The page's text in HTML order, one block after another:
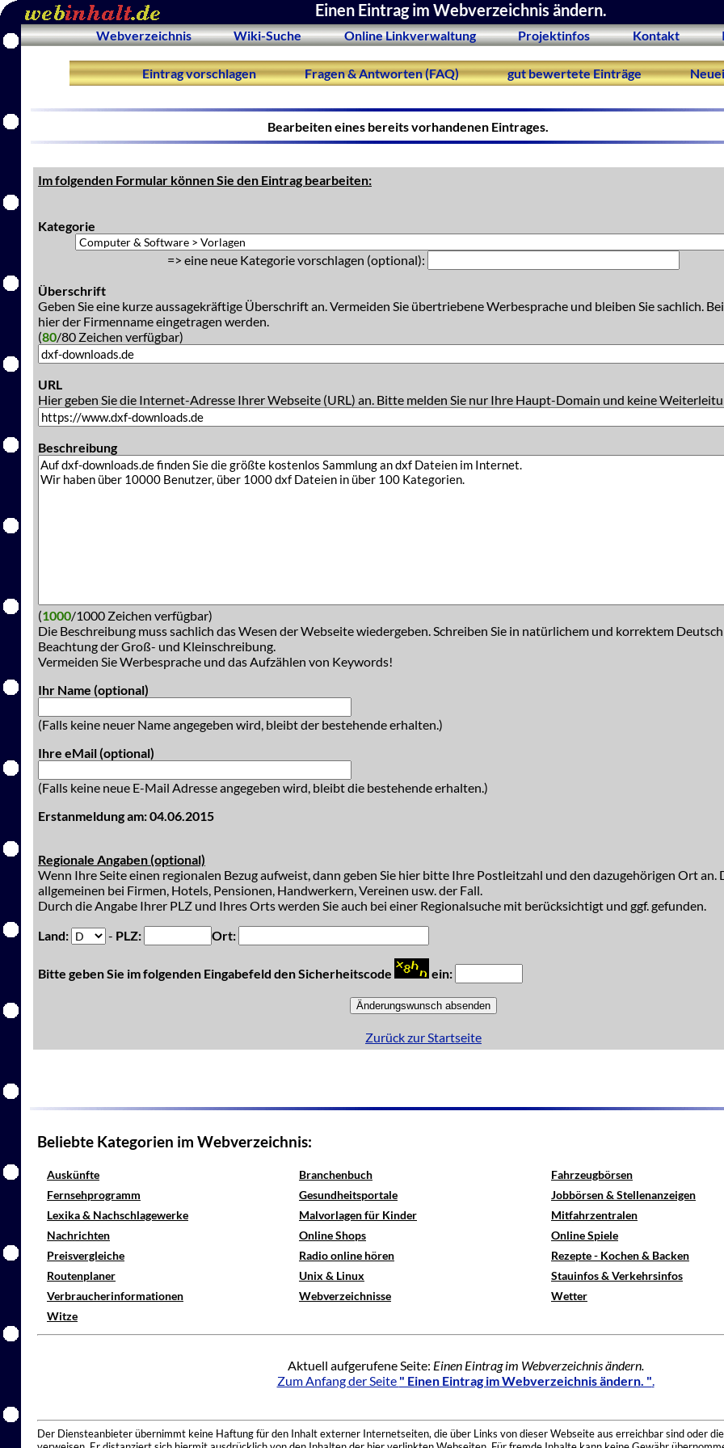
Einen Eintrag im Webverzeichnis ändern.
Webverzeichnis Wiki-Suche Online Linkverwaltung Projektinfos Kontakt
Eintrag vorschlagen Fragen & Antworten (FAQ) gut bewertete Einträge
Bearbeiten eines bereits vorhandenen Eintrages.
Im folgenden Formular können Sie den Eintrag bearbeiten:
Kategorie
=> eine neue Kategorie vorschlagen (optional):
Überschrift
Geben Sie eine kurze aussagekräftige Überschrift an. Vermeiden Sie übertriebene Werbesprache und bleiben Sie sachlich.
hier der Firmenname eingetragen werden.
(80/80 Zeichen verfügbar)
URL
Hier geben Sie die Internet-Adresse Ihrer Webseite (URL) an. Bitte melden Sie nur Ihre Haupt-Domain und keine
Beschreibung
(1000/1000 Zeichen verfügbar)
Die Beschreibung muss sachlich das Wesen der Webseite wiedergeben. Schreiben Sie in natürlichem und korrektem
Beachtung der Groß- und Kleinschreibung.
Vermeiden Sie Werbesprache und das Aufzählen von Keywords!
Ihr Name (optional)
(Falls keine neuer Name angegeben wird, bleibt der bestehende erhalten.)
Ihre eMail (optional)
(Falls keine neue E-Mail Adresse angegeben wird, bleibt die bestehende erhalten.)
Erstanmeldung am: 04.06.2015
Regionale Angaben (optional)
Wenn Ihre Seite einen regionalen Bezug aufweist, dann geben Sie hier bitte Ihre Postleitzahl und den dazugehörigen Ort an.
allgemeinen bei Firmen, Hotels, Pensionen, Handwerkern, Vereinen usw. der Fall.
Durch die Angabe Ihrer PLZ und Ihres Orts werden Sie auch bei einer Regionalsuche mit berücksichtigt und ggf. gefunden.
Land:
- PLZ: Ort:
Bitte geben Sie im folgenden Eingabefeld den Sicherheitscode ein:
Zurück zur Startseite
Beliebte Kategorien im Webverzeichnis:
Auskünfte Branchenbuch
Fahrzeugbörsen
Fernsehprogramm
Gesundheitsportale
Jobbörsen & Stellenanzeigen
Lexika & Nachschlagewerke
Malvorlagen für Kinder
Mitfahrzentralen
Nachrichten
Online Shops
Online Spiele
Preisvergleiche
Radio online hören
Rezepte - Kochen & Backen
Routenplaner
Unix & Linux
Stauinfos & Verkehrsinfos
Verbraucherinformationen
Webverzeichnisse
Wetter
Witze
Aktuell aufgerufene Seite: Einen Eintrag im Webverzeichnis ändern.
Zum Anfang der Seite " Einen Eintrag im Webverzeichnis ändern. ".
Der Diensteanbieter übernimmt keine Haftung für den Inhalt externer Internetseiten, die über Links von dieser Webseite aus erreichbar sind oder